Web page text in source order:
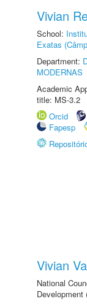
Vivian
School:
Exatas
Department:
MODERNAS
Academic
title: MS-3.2
Orcid
Fapesp
Vivian
National
Development